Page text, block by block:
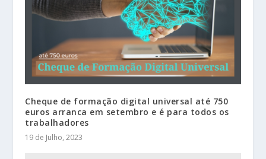
Cheque de formação digital universal até 750
euros arranca em setembro e é para todos os
trabalhadores
19 de Julho, 2023